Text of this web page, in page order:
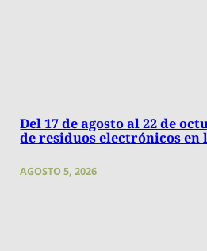
Del 17 de agosto al 22 de
de residuos electrónicos en
AGOSTO 5, 2026